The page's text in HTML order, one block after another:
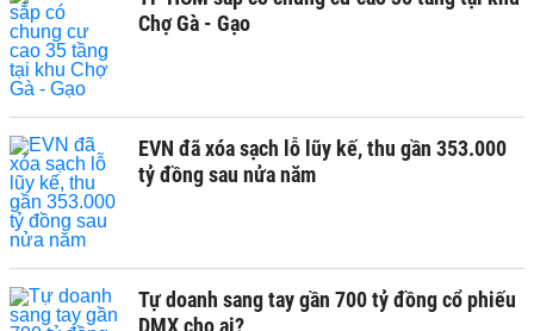
Chợ Gà - Gạo
EVN đã xóa sạch lỗ lũy kế, thu gần 353.000
tỷ đồng sau nửa năm
Tự doanh sang tay gần 700 tỷ đồng cổ phiếu
DMX cho ai?